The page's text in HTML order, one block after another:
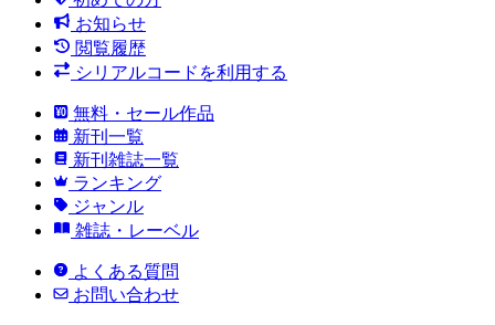
お知らせ
閲覧履歴
シリアルコードを利用する
無料・セール作品
新刊一覧
新刊雑誌一覧
ランキング
ジャンル
雑誌・レーベル
よくある質問
お問い合わせ